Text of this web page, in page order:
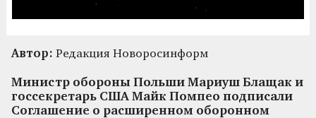
Автор: Редакция Новоросинформ
Министр обороны Польши Мариуш Блащак и
госсекретарь США Майк Помпео подписали
Соглашение о расширенном оборонном